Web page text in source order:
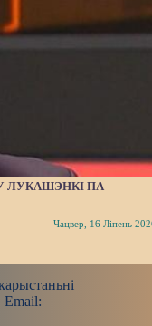
ЛУКАШЭНКІ ПА
Чацвер, 16 Ліпень
Email: